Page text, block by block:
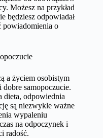
Możesz na przykład
będziesz odpowiadał
powiadomienia o
a życiem osobistym
samopoczucie.
dieta, odpowiednia
są niezwykle ważne
wypaleniu
na odpoczynek i
radość.